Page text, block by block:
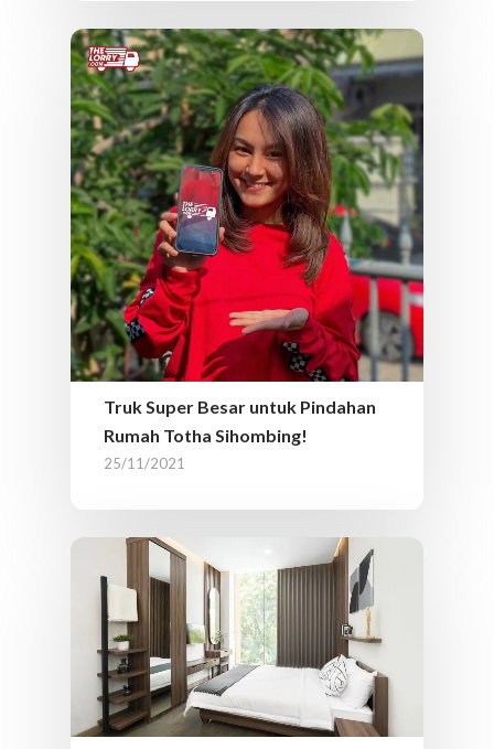
Truk Super Besar untuk Pindahan
Rumah Totha Sihombing!
25/11/2021